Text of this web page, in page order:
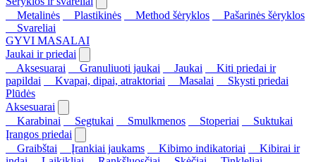
Metalinės
Plastikinės Method šėryklos
Pašarinės šėryklos
Svareliai
GYVI MASALAI
Jaukai ir priedai
Aksesuarai
Granuliuoti jaukai Jaukai
Kiti priedai ir
papildai
Kvapai, dipai, atraktoriai Masalai
Skysti priedai
Plūdės
Aksesuarai
Karabinai
Segtukai Smulkmenos Stoperiai
Suktukai
Įrangos priedai
Graibštai
Įrankiai jaukams Kibimo indikatoriai
Kibirai ir